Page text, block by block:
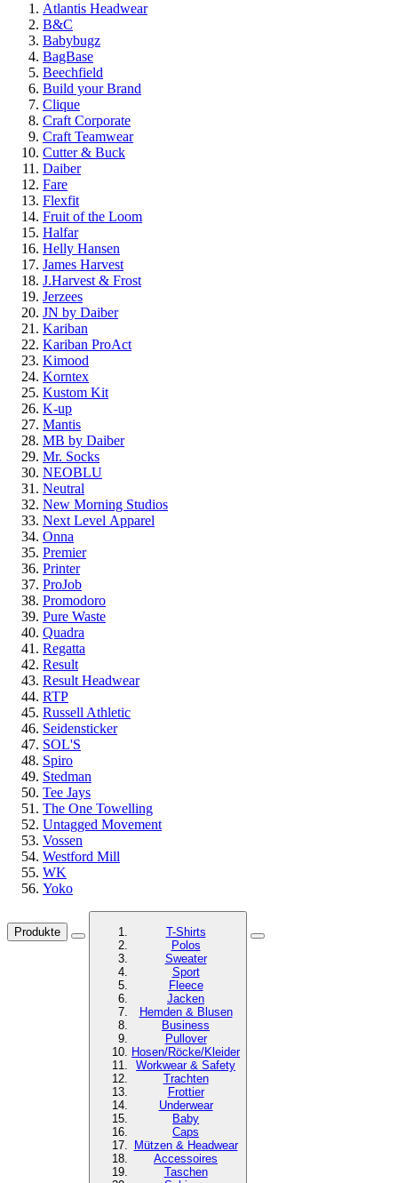
Atlantis Headwear
B&C
Babybugz
BagBase
Beechfield
Build your Brand
Clique
Craft Corporate
Craft Teamwear
Cutter & Buck
Daiber
Fare
Flexfit
Fruit of the Loom
Halfar
Helly Hansen
James Harvest
J.Harvest & Frost
Jerzees
JN by Daiber
Kariban
Kariban ProAct
Kimood
Korntex
Kustom Kit
K-up
Mantis
MB by Daiber
Mr. Socks
NEOBLU
Neutral
New Morning Studios
Next Level Apparel
Onna
Premier
Printer
ProJob
Promodoro
Pure Waste
Quadra
Regatta
Result
Result Headwear
RTP
Russell Athletic
Seidensticker
SOL'S
Spiro
Stedman
Tee Jays
The One Towelling
Untagged Movement
Vossen
Westford Mill
WK
Yoko
Produkte
T-Shirts
Polos
Sweater
Sport
Fleece
Jacken
Hemden & Blusen
Business
Pullover
Hosen/Röcke/Kleider
Workwear & Safety
Trachten
Frottier
Underwear
Baby
Caps
Mützen & Headwear
Accessoires
Taschen